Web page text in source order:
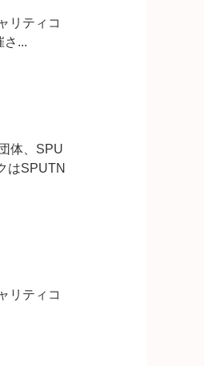
リティコ
さ...
体、SPU
はSPUTN
リティコ